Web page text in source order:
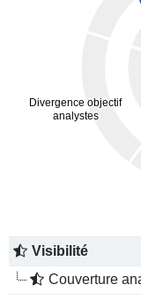
Visibilité
Couverture